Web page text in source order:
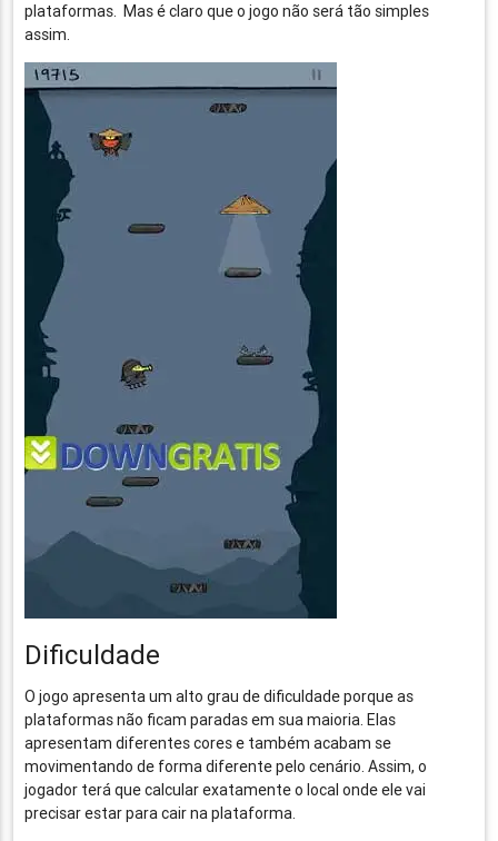
plataformas. Mas é claro que o jogo não será tão simples
assim.
Dificuldade
O jogo apresenta um alto grau de dificuldade porque as
plataformas não ficam paradas em sua maioria. Elas
apresentam diferentes cores e também acabam se
movimentando de forma diferente pelo cenário. Assim, o
jogador terá que calcular exatamente o local onde ele vai
precisar estar para cair na plataforma.